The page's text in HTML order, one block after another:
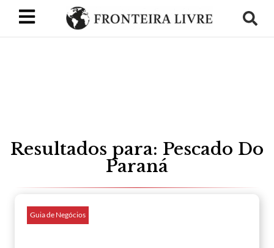
Resultados para: Pescado Do
Paraná
Guia de Negócios